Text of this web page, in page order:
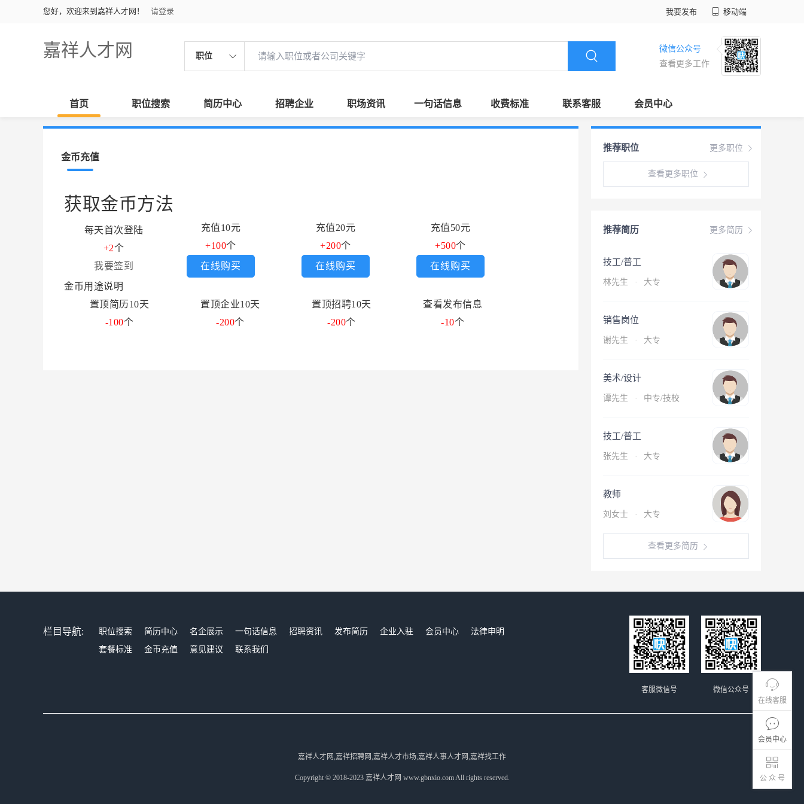
您好，欢迎来到嘉祥人才网！ 请登录 我要发布 移动端
嘉祥人才网 职位
微信公众号
查看更多工作
首页 职位搜索 简历中心 招聘企业 职场资讯 一句话信息 收费标准 联系客服 会员中心
在线客服
会员中心
公 众 号
金币充值
获取金币方法
每天首次登陆
+2个
我要签到
充值10元
+100个
在线购买
充值20元
+200个
在线购买
充值50元
+500个
在线购买
金币用途说明
置顶简历10天
置顶企业10天 置顶招聘10天
查看发布信息
-100个 -200个 -200个 -10个
更多职位
推荐职位
查看更多职位
更多简历
推荐简历
技工/普工
林先生 · 大专
销售岗位
谢先生 · 大专
美术/设计
谭先生 · 中专/技校
技工/普工
张先生 · 大专
教师
刘女士 · 大专
查看更多简历
栏目导航: 职位搜索 简历中心 名企展示 一句话信息 招聘资讯 发布简历 企业入驻 会员中心
法律申明
套餐标准
金币充值 意见建议 联系我们
微信公众号
客服微信号
嘉祥人才网,嘉祥招聘网,嘉祥人才市场,嘉祥人事人才网,嘉祥找工作
Copyright © 2018-2023 嘉祥人才网 www.gbnxio.com All rights reserved.